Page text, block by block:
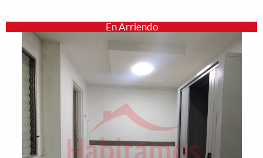
En Arriendo